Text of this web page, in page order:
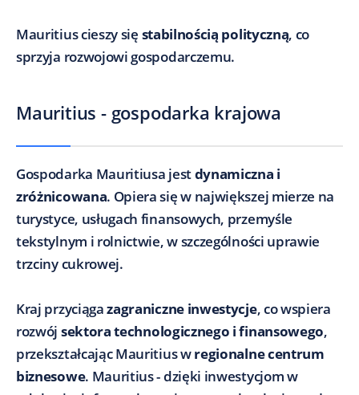
Mauritius cieszy się stabilnością polityczną, co
sprzyja rozwojowi gospodarczemu.
Mauritius - gospodarka krajowa
Gospodarka Mauritiusa jestdynamiczna i
zróżnicowana. Opiera się w największej mierze na
turystyce, usługach finansowych, przemyśle
tekstylnym i rolnictwie, w szczególności uprawie
trzciny cukrowej.
Kraj przyciągazagraniczne inwestycje, co wspiera
rozwój sektora technologicznego i finansowego,
przekształcając Mauritius wregionalne centrum
biznesowe. Mauritius - dzięki inwestycjom w